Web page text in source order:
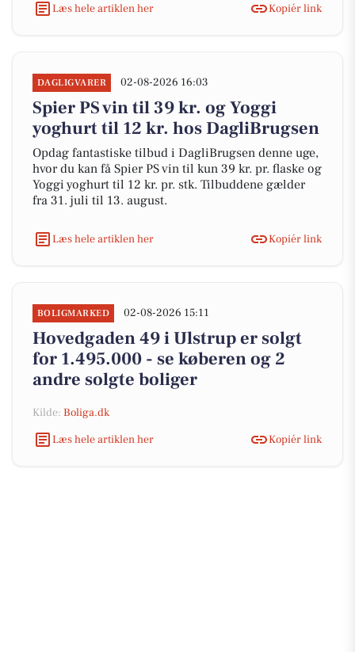
Læs hele artiklen her
Kopiér link
DAGLIGVARER 02-08-2026 16:03
Spier PS vin til 39 kr. og Yoggi
yoghurt til 12 kr. hos DagliBrugsen
Opdag fantastiske tilbud i DagliBrugsen denne uge,
hvor du kan få Spier PS vin til kun 39 kr. pr. flaske og
Yoggi yoghurt til 12 kr. pr. stk. Tilbuddene gælder
fra 31. juli til 13. august.
Læs hele artiklen her Kopiér link
BOLIGMARKED 02-08-2026 15:11
Hovedgaden 49 i Ulstrup er solgt
for 1.495.000 - se køberen og 2
andre solgte boliger
Kilde: Boliga.dk
Læs hele artiklen her
Kopiér link